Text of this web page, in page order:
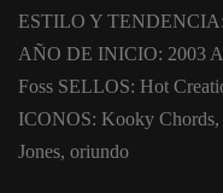
ESTILO Y TENDENCIA:
AÑO DE INICIO: 2003
Foss SELLOS: Hot
ICONOS: Kooky Chords,
Jones, oriundo